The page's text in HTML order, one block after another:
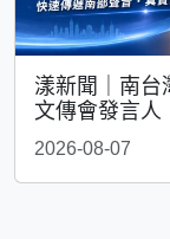
漾新聞｜南台
文傳會發言人
2026-08-07